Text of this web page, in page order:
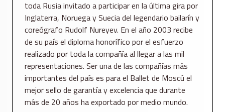
toda Rusia invitado a participar en la última gira por
Inglaterra, Noruega y Suecia del legendario bailarín y
coreógrafo Rudolf Nureyev. En el año 2003 recibe
de su país el diploma honorífico por el esfuerzo
realizado por toda la compañía al llegar a las mil
representaciones. Ser una de las compañías más
importantes del país es para el Ballet de Moscú el
mejor sello de garantía y excelencia que durante
más de 20 años ha exportado por medio mundo.